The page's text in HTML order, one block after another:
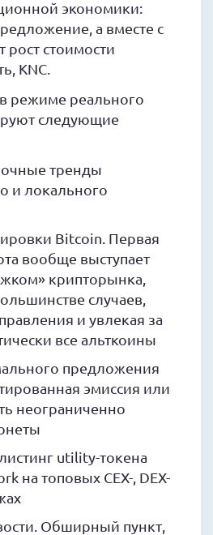
экономики:
а вместе с
рост стоимости
KNC.
режиме реального
следующие
тренды
и локального
Bitcoin. Первая
вообще выступает
крипторынка,
случаев,
и увлекая за
все альткоины
предложения
эмиссия или
неограниченно
utility-токена
на топовых CEX-, DEX-
Обширный пункт,